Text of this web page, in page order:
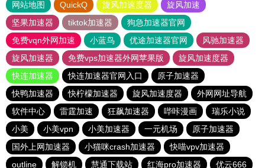
网站地图 QuickQ 旋风加速度器
旋风加速
坚果加速器
tiktok加速器
狗急加速器官网
免费vqn外网加速
小蓝鸟 优途加速器官网
风驰加速器
旋风加速器
免费vps加速器外网苹果版
旋风加速度器
快连加速器
快连加速器官网入口
原子加速器
快鸭加速器
快柠檬加速器 旋风加速度器
外网网址导航
软件中心
雷霆加速 狂飙加速器 哔咔漫画
瑞乐小说
小美
小美vpn 小美加速器 一元机场
原子加速器
国外上网加速器
小猫咪crash加速器
快喵vpv加速器
outline
解锁机 慧通下载站 红海pro加速器 优云666